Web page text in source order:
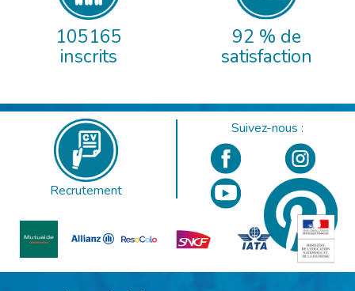
105165
inscrits
92 % de
satisfaction
Recrutement
Suivez-nous :